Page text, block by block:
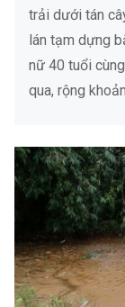
trải dưới tán
lán tạm dựng
nữ 40 tuổi
qua, rộng